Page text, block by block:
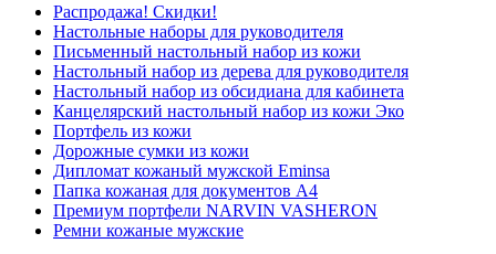
Распродажа! Скидки!
Настольные наборы для руководителя
Письменный настольный набор из кожи
Настольный набор из дерева для руководителя
Настольный набор из обсидиана для кабинета
Канцелярский настольный набор из кожи Эко
Портфель из кожи
Дорожные сумки из кожи
Дипломат кожаный мужской Eminsa
Папка кожаная для документов А4
Премиум портфели NARVIN VASHERON
Ремни кожаные мужские